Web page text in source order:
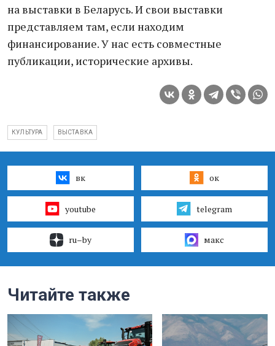
на выставки в Беларусь. И свои выставки
представляем там, если находим
финансирование. У нас есть совместные
публикации, исторические архивы.
КУЛЬТУРА ВЫСТАВКА
вк ок
youtube telegram
ru–by макс
Читайте также